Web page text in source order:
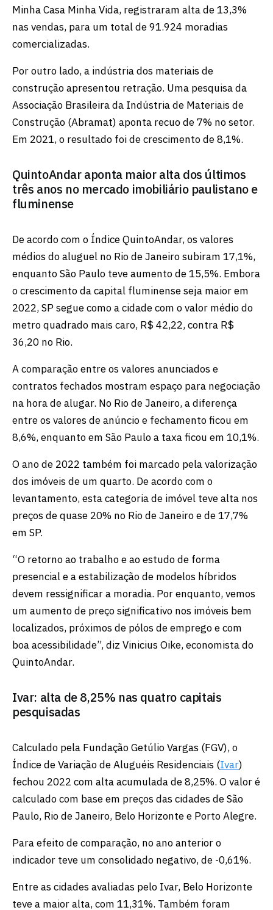
Minha Casa Minha Vida, registraram alta de 13,3%
nas vendas, para um total de 91.924 moradias
comercializadas.
Por outro lado, a indústria dos materiais de
construção apresentou retração. Uma pesquisa da
Associação Brasileira da Indústria de Materiais de
Construção (Abramat) aponta recuo de 7% no setor.
Em 2021, o resultado foi de crescimento de 8,1%.
QuintoAndar aponta maior alta dos últimos
três anos no mercado imobiliário paulistano e
fluminense
De acordo com o Índice QuintoAndar, os valores
médios do aluguel no Rio de Janeiro subiram 17,1%,
enquanto São Paulo teve aumento de 15,5%. Embora
o crescimento da capital fluminense seja maior em
2022, SP segue como a cidade com o valor médio do
metro quadrado mais caro, R$ 42,22, contra R$
36,20 no Rio.
A comparação entre os valores anunciados e
contratos fechados mostram espaço para negociação
na hora de alugar. No Rio de Janeiro, a diferença
entre os valores de anúncio e fechamento ficou em
8,6%, enquanto em São Paulo a taxa ficou em 10,1%.
O ano de 2022 também foi marcado pela valorização
dos imóveis de um quarto. De acordo com o
levantamento, esta categoria de imóvel teve alta nos
preços de quase 20% no Rio de Janeiro e de 17,7%
em SP.
“O retorno ao trabalho e ao estudo de forma
presencial e a estabilização de modelos híbridos
devem ressignificar a moradia. Por enquanto, vemos
um aumento de preço significativo nos imóveis bem
localizados, próximos de pólos de emprego e com
boa acessibilidade”, diz Vinicius Oike, economista do
QuintoAndar.
Ivar: alta de 8,25% nas quatro capitais
pesquisadas
Calculado pela Fundação Getúlio Vargas (FGV), o
Índice de Variação de Aluguéis Residenciais (Ivar)
fechou 2022 com alta acumulada de 8,25%. O valor é
calculado com base em preços das cidades de São
Paulo, Rio de Janeiro, Belo Horizonte e Porto Alegre.
Para efeito de comparação, no ano anterior o
indicador teve um consolidado negativo, de -0,61%.
Entre as cidades avaliadas pelo Ivar, Belo Horizonte
teve a maior alta, com 11,31%. Também foram